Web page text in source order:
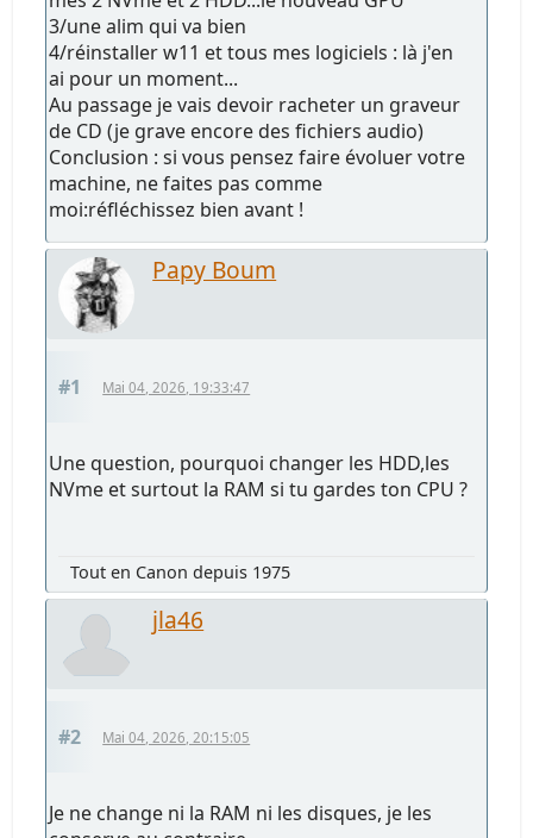
3/une alim qui va bien
4/réinstaller w11 et tous mes logiciels : là j'en
ai pour un moment...
Au passage je vais devoir racheter un graveur
de CD (je grave encore des fichiers audio)
Conclusion : si vous pensez faire évoluer votre
machine, ne faites pas comme
moi:réfléchissez bien avant !
Papy Boum
#1 Mai 04, 2026, 19:33:47
Une question, pourquoi changer les HDD,les
NVme et surtout la RAM si tu gardes ton CPU ?
Tout en Canon depuis 1975
jla46
#2 Mai 04, 2026, 20:15:05
Je ne change ni la RAM ni les disques, je les